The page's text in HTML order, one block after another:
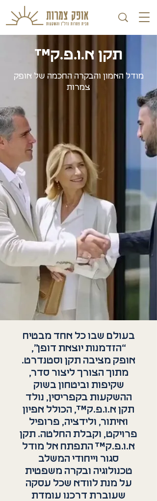
תקן א.ו.פ.ק™
מודל האמון והבקרה החכמה של אופק
צמרות
בעולם שבו כל אחד מבטיח
“הזדמנות יוצאת דופן”,
אופק מציבה תקן וסטנדרט.
מתוך הצורך ליצור סדר,
שקיפות וביטחון בשוק
ההשקעות בקפריסין, נולד
תקן א.ו.פ.ק™, הכולל אפיון
ואיתור, ולידציה, פרופיל
פרויקט, וקבלת החלטה. תקן
א.ו.פ.ק™ התפתח אל מודל
סגור וייחודי המשלב
טכנולוגיה ובקרה משפטית
על מנת לוודא שכל עסקה
שעוברת דרכנו עומדת